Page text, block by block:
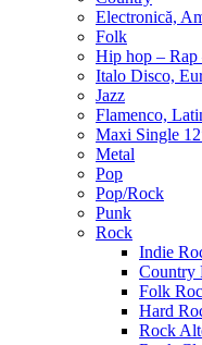
Electronică,
Folk
Hip hop – Rap
Italo Disco,
Jazz
Flamenco,
Maxi Single
Metal
Pop
Pop/Rock
Punk
Rock
Indie
Country
Folk
Hard
Rock